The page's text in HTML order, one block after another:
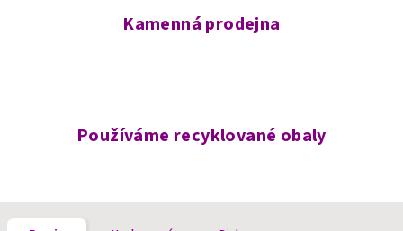
Kamenná prodejna
Používáme recyklované obaly